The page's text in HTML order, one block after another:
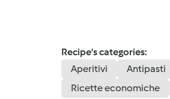
Recipe's categories:
Aperitivi
Antipasti
Ricette economiche